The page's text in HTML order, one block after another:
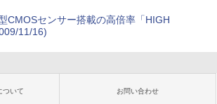
CMOSセンサー搭載の高倍率「HIGH
11/16)
ついて お問い合わせ